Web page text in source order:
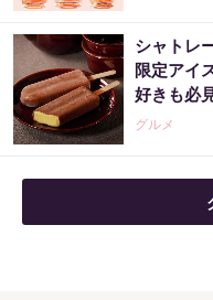
シャトレ
限定アイ
好きも必
グルメ